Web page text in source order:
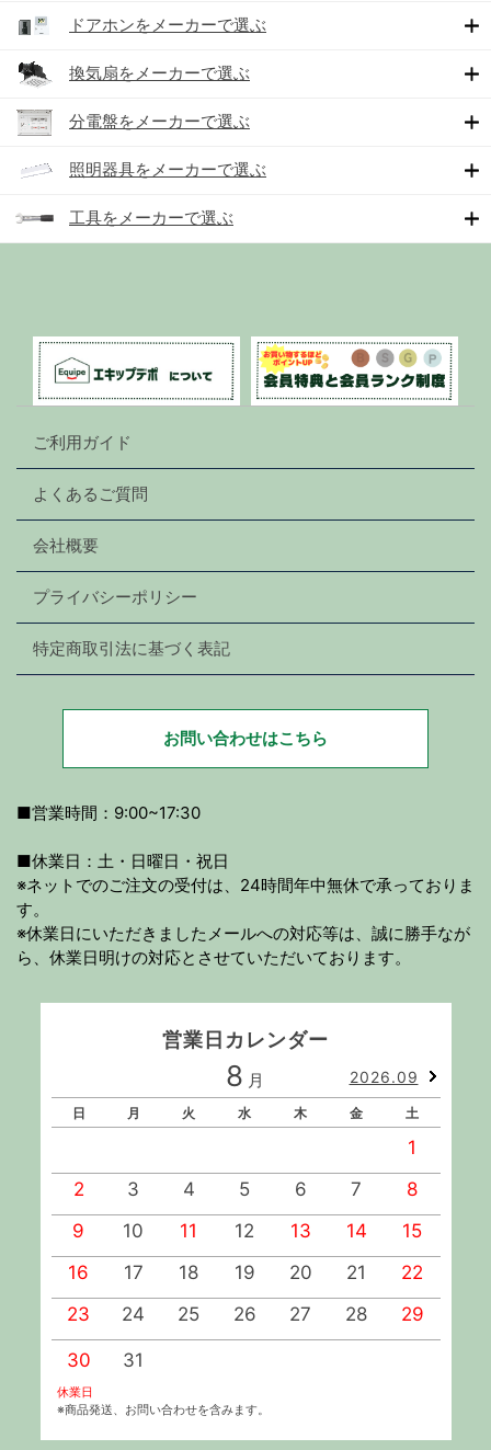
ドアホンをメーカーで選ぶ
換気扇をメーカーで選ぶ
分電盤をメーカーで選ぶ
照明器具をメーカーで選ぶ
工具をメーカーで選ぶ
ご利用ガイド
よくあるご質問
会社概要
プライバシーポリシー
特定商取引法に基づく表記
お問い合わせはこちら
■営業時間：9:00~17:30
■休業日：土・日曜日・祝日
※ネットでのご注文の受付は、24時間年中無休で承っておりま
す。
※休業日にいただきましたメールへの対応等は、誠に勝手なが
ら、休業日明けの対応とさせていただいております。
営業日カレンダー
8 月 2026.09
日 月 火 水 木 金 土
1
2
3 4 5 6 7
8
9
10 11 12 13 14
15
16
17 18 19 20 21
22
23
24 25 26 27 28 29
30 31
休業日
※商品発送、お問い合わせを含みます。